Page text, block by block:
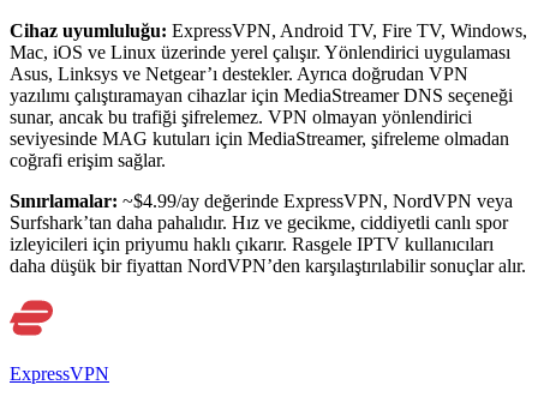
Cihaz uyumluluğu: ExpressVPN, Android TV, Fire TV, Windows,
Mac, iOS ve Linux üzerinde yerel çalışır. Yönlendirici uygulaması
Asus, Linksys ve Netgear’ı destekler. Ayrıca doğrudan VPN
yazılımı çalıştıramayan cihazlar için MediaStreamer DNS seçeneği
sunar, ancak bu trafiği şifrelemez. VPN olmayan yönlendirici
seviyesinde MAG kutuları için MediaStreamer, şifreleme olmadan
coğrafi erişim sağlar.
Sınırlamalar: ~$4.99/ay değerinde ExpressVPN, NordVPN veya
Surfshark’tan daha pahalıdır. Hız ve gecikme, ciddiyetli canlı spor
izleyicileri için priyumu haklı çıkarır. Rasgele IPTV kullanıcıları
daha düşük bir fiyattan NordVPN’den karşılaştırılabilir sonuçlar alır.
ExpressVPN